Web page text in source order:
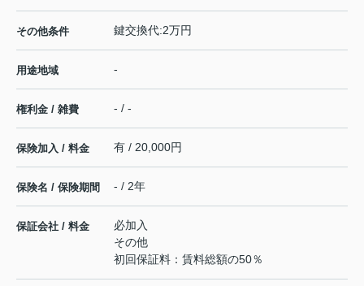
その他条件 鍵交換代:2万円
用途地域 -
権利金 / 雑費 - / -
保険加入 / 料金 有 / 20,000円
保険名 / 保険期間 - / 2年
保証会社 / 料金
必加入
その他
初回保証料：賃料総額の50％